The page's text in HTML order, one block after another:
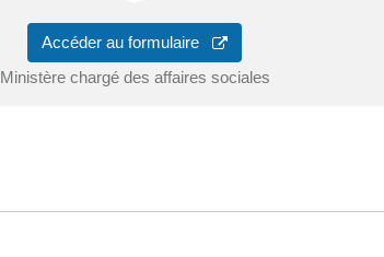
Accéder au formulaire
Ministère chargé des affaires sociales